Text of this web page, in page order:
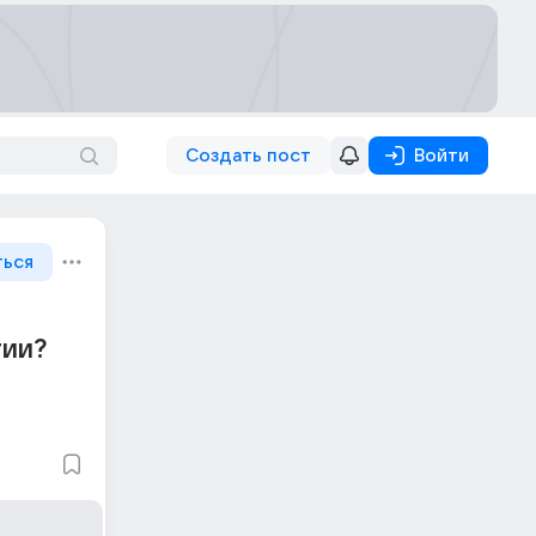
Создать пост Войти